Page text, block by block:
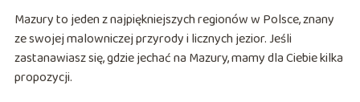
Mazury to jeden z najpiękniejszych regionów w Polsce, znany
ze swojej malowniczej przyrody i licznych jezior. Jeśli
zastanawiasz się, gdzie jechać na Mazury, mamy dla Ciebie kilka
propozycji.